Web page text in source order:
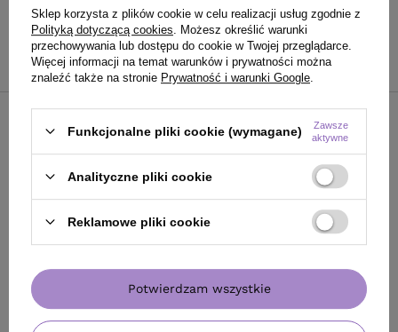
Do koszyka
Sklep korzysta z plików cookie w celu realizacji usług zgodnie z
Polityką dotyczącą cookies . Możesz określić warunki
przechowywania lub dostępu do cookie w Twojej przeglądarce.
Więcej informacji na temat warunków i prywatności można
znaleźć także na stronie Prywatność i warunki Google
Funkcjonalne pliki cookie (wymagane)
Zawsze
aktywne
Analityczne pliki cookie
Reklamowe pliki cookie
Potwierdzam wszystkie